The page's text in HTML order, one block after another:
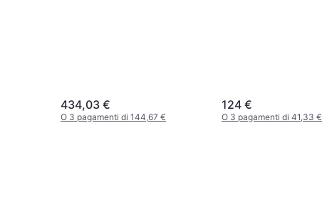
434,03 €
O 3 pagamenti di 144,67 €
124 €
O 3 pagamenti di 41,33 €